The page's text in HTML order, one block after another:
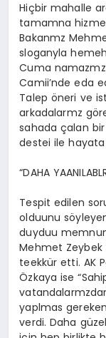
Hiçbir mahalle
tamamna
Bakanmz
sloganyla
Cuma
Camii’nde eda
Talep öneri ve
arkadalarmz
sahada çalan
destei ile
“DAHA
Tespit edilen
olduunu
duyduu
Mehmet Zeybek
teekkür etti. AK
Özkaya ise
yaplmas
verdi. Daha